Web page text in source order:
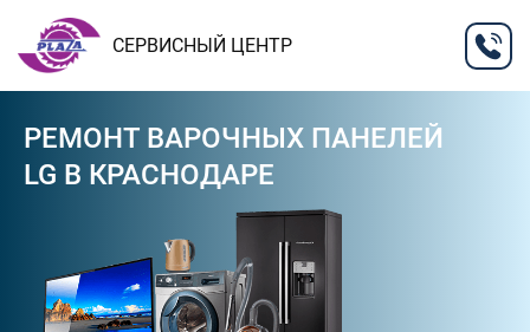
СЕРВИСНЫЙ ЦЕНТР
РЕМОНТ ВАРОЧНЫХ ПАНЕЛЕЙ
LG В КРАСНОДАРЕ